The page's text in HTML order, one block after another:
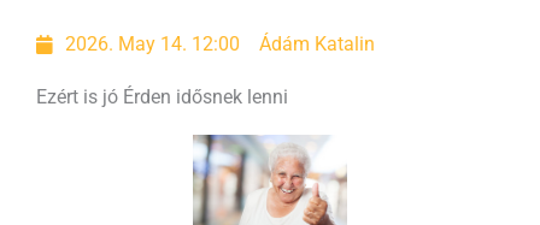
2026. May 14. 12:00 Ádám Katalin
Ezért is jó Érden idősnek lenni